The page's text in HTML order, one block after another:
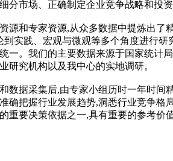
分市场、正确制定企业竞争战略和投资
和专家资源,从众多数据中提炼出了
实践、宏观与微观等多个角度进行研
一。我们的主要数据来源于国家统计局
研究机构以及我中心的实地调研。
据采集后,由专家小组历时一年时间
确把握行业发展趋势,洞悉行业竞争格
重要决策依据之一,具有重要的参考价